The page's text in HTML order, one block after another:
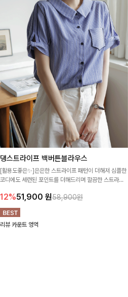
댕스트라이프 백버튼블라우스
[활용도좋은✨]은은한 스트라이프 패턴이 더해져 심플한
코디에도 세련된 포인트를 더해드리며 깔끔한 스트라이
12%51,900 원58,900원
리뷰 카운트 영역